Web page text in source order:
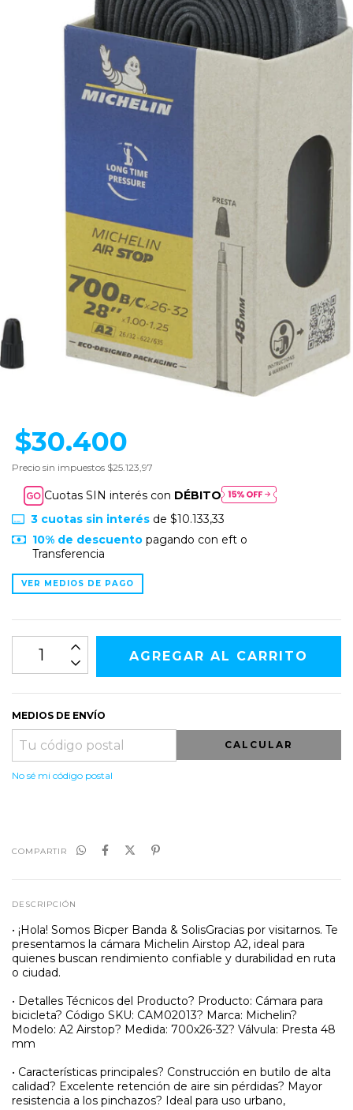
$30.400
Precio sin impuestos $25.123,97
Cuotas SIN interés con DÉBITO
3cuotas sin interésde $10.133,33
10% de descuentopagando con eft o
Transferencia
VER MEDIOS DE PAGO
MEDIOS DE ENVÍO
CALCULAR
No sé mi código postal
COMPARTIR
DESCRIPCIÓN
• ¡Hola! Somos Bicper Banda & SolisGracias por visitarnos. Te
presentamos la cámara Michelin Airstop A2, ideal para
quienes buscan rendimiento confiable y durabilidad en ruta
o ciudad.
• Detalles Técnicos del Producto? Producto: Cámara para
bicicleta? Código SKU: CAM02013? Marca: Michelin?
Modelo: A2 Airstop? Medida: 700x26-32? Válvula: Presta 48
mm
• Características principales? Construcción en butilo de alta
calidad? Excelente retención de aire sin pérdidas? Mayor
resistencia a los pinchazos? Ideal para uso urbano,